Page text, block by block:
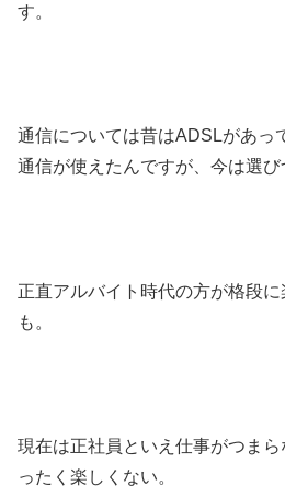
す。
通信については昔はADSLがあっ
通信が使えたんですが、今は選び
正直アルバイト時代の方が格段
も。
現在は正社員といえ仕事がつま
ったく楽しくない。